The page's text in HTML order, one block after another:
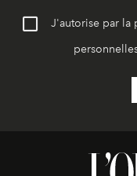
J'autorise par la